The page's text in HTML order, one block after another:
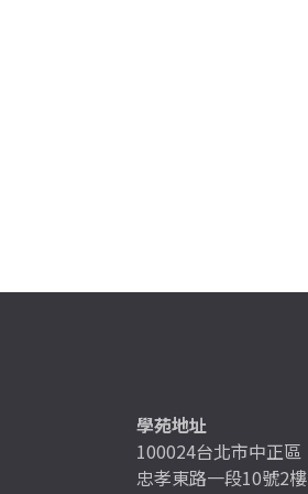
學苑地址
100024台北市中正區
忠孝東路一段10號2樓